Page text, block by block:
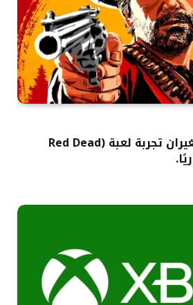
إعدادان بسيطان يغيران تجربة لعبة (Red Dead